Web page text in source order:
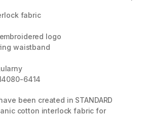
fabric
logo
waistband
6414
been created in STANDARD
cotton interlock fabric for